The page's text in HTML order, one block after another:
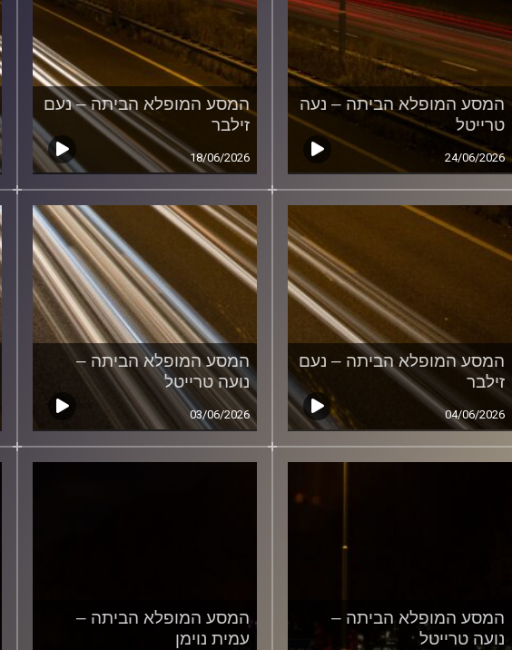
המסע המופלא הביתה – נעה
טרייטל
24/06/2026
המסע המופלא הביתה – נעם
זילבר
18/06/2026
המסע המופלא הביתה – נעם
זילבר
04/06/2026
המסע המופלא הביתה –
נועה טרייטל
03/06/2026
המסע המופלא הביתה –
נועה טרייטל
המסע המופלא הביתה –
עמית נוימן